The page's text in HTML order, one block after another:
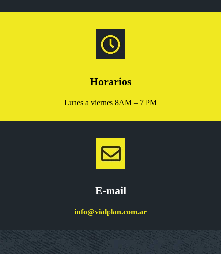
Horarios
Lunes a viernes 8AM – 7 PM
E-mail
info@vialplan.com.ar